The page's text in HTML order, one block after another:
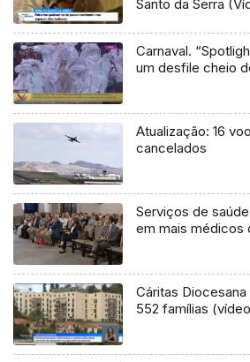
Santo da Serra
Carnaval.
um desfile cheio
Atualização: 16
cancelados
Serviços de
em mais médicos
Cáritas
552 famílias